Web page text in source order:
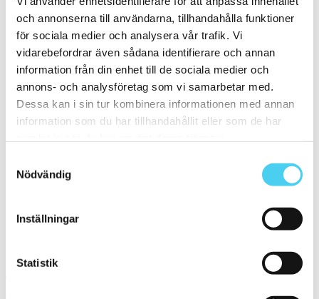
och annonserna till användarna, tillhandahålla funktioner
för sociala medier och analysera vår trafik. Vi
vidarebefordrar även sådana identifierare och annan
information från din enhet till de sociala medier och
annons- och analysföretag som vi samarbetar med.
Dessa kan i sin tur kombinera informationen med annan
information som du har tillhandahållit eller som de har
Nödvändig
Inställningar
Statistik
ca 10x(3)
ca 10x10 cm(1)
10x10 cm
11x11 cm
ca 10x20 cm(2)
10x20 cm(2)
ca 15x
(3)
13x6.5 cm(1)
ca 15x15 cm(2)
15x15 cm(2)
20x10 cm(2)
Kant
Välj önskad kant på plattan:
Standard